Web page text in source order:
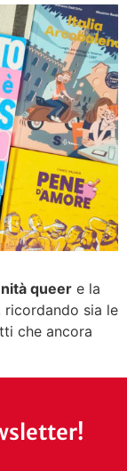
queer e la
ricordando sia le
che ancora